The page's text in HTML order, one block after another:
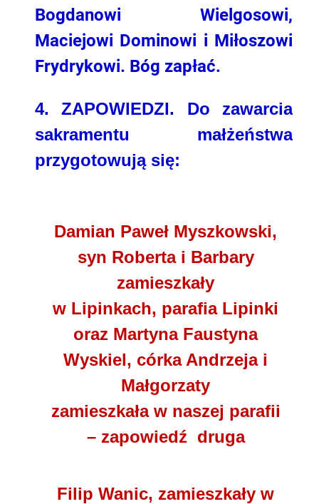
Bogdanowi Wielgosowi,
Maciejowi Dominowi i Miłoszowi
Frydrykowi. Bóg zapłać.
4.ZAPOWIEDZI. Do zawarcia
sakramentu małżeństwa
przygotowują się:
Damian Paweł Myszkowski,
syn Roberta i Barbary
zamieszkały
w Lipinkach, parafia Lipinki
oraz Martyna Faustyna
Wyskiel, córka Andrzeja i
Małgorzaty
zamieszkała w naszej parafii
– zapowiedź druga
Filip Wanic, zamieszkały w